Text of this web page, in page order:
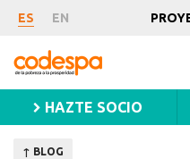
Noticia
ES EN
CODESPA
HAZTE SOCIO
↑ BLOG